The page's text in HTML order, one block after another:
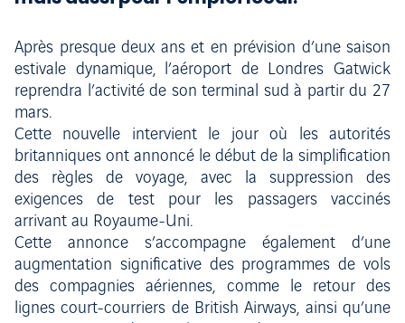
Après presque deux ans et en prévision d’une saison
estivale dynamique, l’aéroport de Londres Gatwick
reprendra l’activité de son terminal sud à partir du 27
mars.
Cette nouvelle intervient le jour où les autorités
britanniques ont annoncé le début de la simplification
des règles de voyage, avec la suppression des
exigences de test pour les passagers vaccinés
arrivant au Royaume-Uni.
Cette annonce s’accompagne également d’une
augmentation significative des programmes de vols
des compagnies aériennes, comme le retour des
lignes court-courriers de British Airways, ainsi qu’une